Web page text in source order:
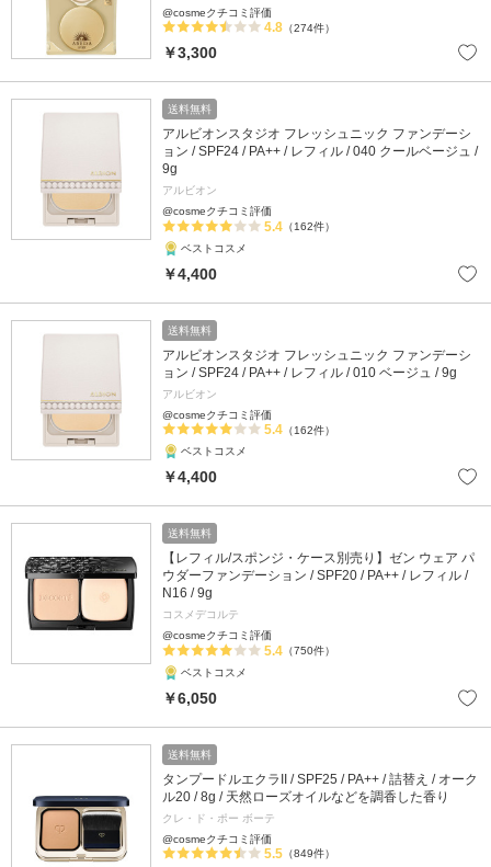
@cosmeクチコミ評価
4.8 （274件）
￥3,300
送料無料
アルビオンスタジオ フレッシュニック ファンデーシ
ョン / SPF24 / PA++ / レフィル / 040 クールベージュ /
9g
アルビオン
@cosmeクチコミ評価
5.4 （162件）
ベストコスメ
￥4,400
送料無料
アルビオンスタジオ フレッシュニック ファンデーシ
ョン / SPF24 / PA++ / レフィル / 010 ベージュ / 9g
アルビオン
@cosmeクチコミ評価
5.4 （162件）
ベストコスメ
￥4,400
送料無料
【レフィル/スポンジ・ケース別売り】ゼン ウェア パ
ウダーファンデーション / SPF20 / PA++ / レフィル /
N16 / 9g
コスメデコルテ
@cosmeクチコミ評価
5.4 （750件）
ベストコスメ
￥6,050
送料無料
タンプードルエクラII / SPF25 / PA++ / 詰替え / オーク
ル20 / 8g / 天然ローズオイルなどを調香した香り
クレ・ド・ポー ボーテ
@cosmeクチコミ評価
5.5 （849件）